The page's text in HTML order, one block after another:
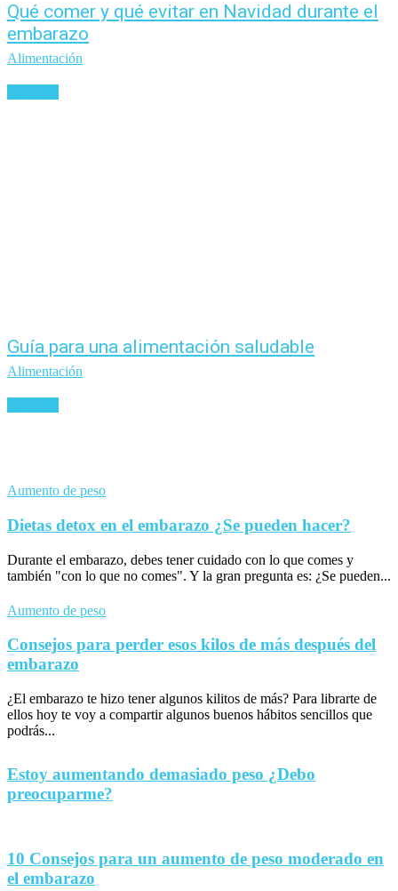
Qué comer y qué evitar en Navidad durante el
embarazo
Alimentación
Guía para una alimentación saludable
Alimentación
Aumento de peso
Dietas detox en el embarazo ¿Se pueden hacer?
Durante el embarazo, debes tener cuidado con lo que comes y
también "con lo que no comes". Y la gran pregunta es: ¿Se pueden...
Aumento de peso
Consejos para perder esos kilos de más después del
embarazo
¿El embarazo te hizo tener algunos kilitos de más? Para librarte de
ellos hoy te voy a compartir algunos buenos hábitos sencillos que
podrás...
Estoy aumentando demasiado peso ¿Debo
preocuparme?
10 Consejos para un aumento de peso moderado en
el embarazo